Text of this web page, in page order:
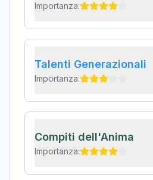
Importanza:
Talenti Generazionali
Importanza:
Compiti dell'Anima
Importanza: